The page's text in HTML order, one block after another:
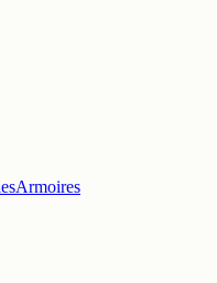
Armoires